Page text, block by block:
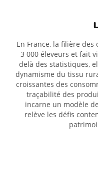
En France, la filière
3 000 éleveurs et fait
delà des statistiques,
dynamisme du tissu
croissantes des
traçabilité des
incarne un modèle
relève les défis